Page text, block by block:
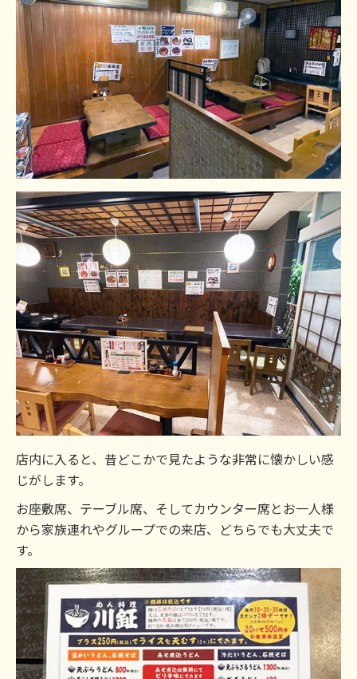
店内に入ると、昔どこかで見たような非常に懐かしい感
じがします。
お座敷席、テーブル席、そしてカウンター席とお一人様
から家族連れやグループでの来店、どちらでも大丈夫で
す。